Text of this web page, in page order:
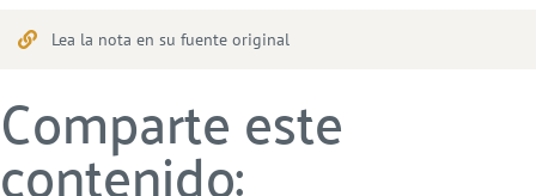
Lea la nota en su fuente original
Comparte este
contenido: